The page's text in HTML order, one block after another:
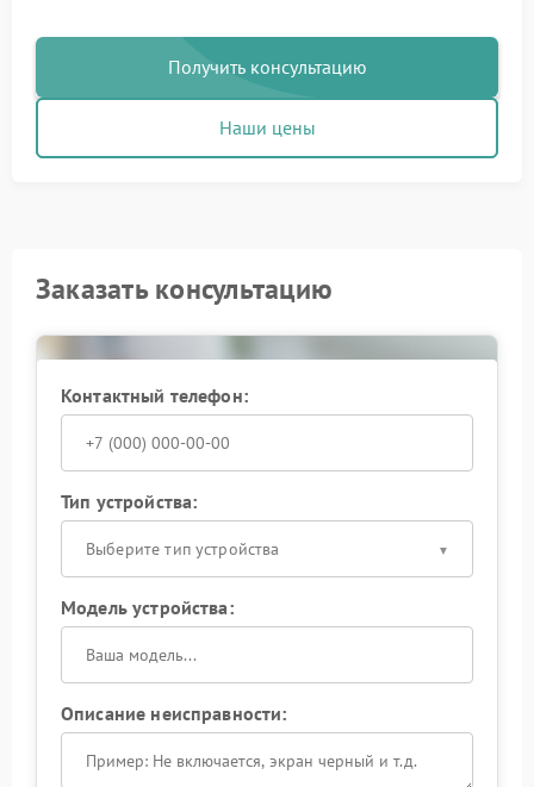
Получить консультацию
Наши цены
Заказать консультацию
Контактный телефон:
Тип устройства:
Выберите тип устройства
Модель устройства:
Описание неисправности: